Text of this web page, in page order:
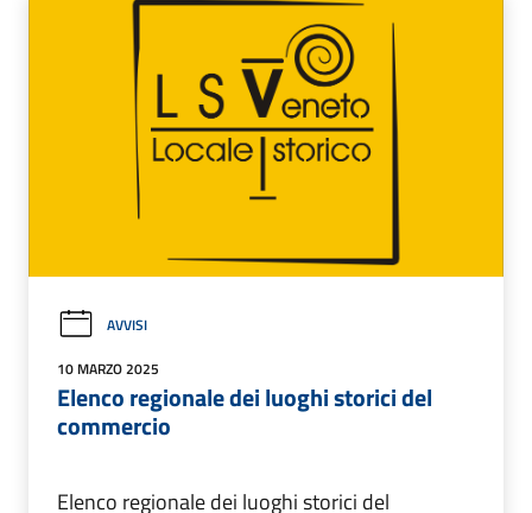
AVVISI
10 MARZO 2025
Elenco regionale dei luoghi storici del
commercio
Elenco regionale dei luoghi storici del